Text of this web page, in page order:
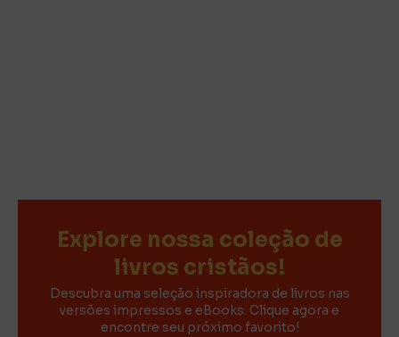
Explore nossa coleção de
livros cristãos!
Descubra uma seleção inspiradora de livros nas
versões impressos e eBooks. Clique agora e
encontre seu próximo favorito!